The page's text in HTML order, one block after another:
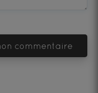
Ajouter mon commentaire